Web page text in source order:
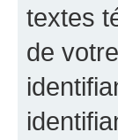
textes
de